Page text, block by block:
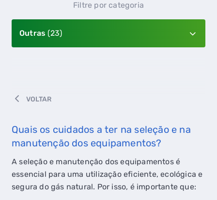
Outras (23)
Filtre por categoria
VOLTAR
Quais os cuidados a ter na seleção e na
manutenção dos equipamentos?
A seleção e manutenção dos equipamentos é
essencial para uma utilização eficiente, ecológica e
segura do gás natural. Por isso, é importante que: